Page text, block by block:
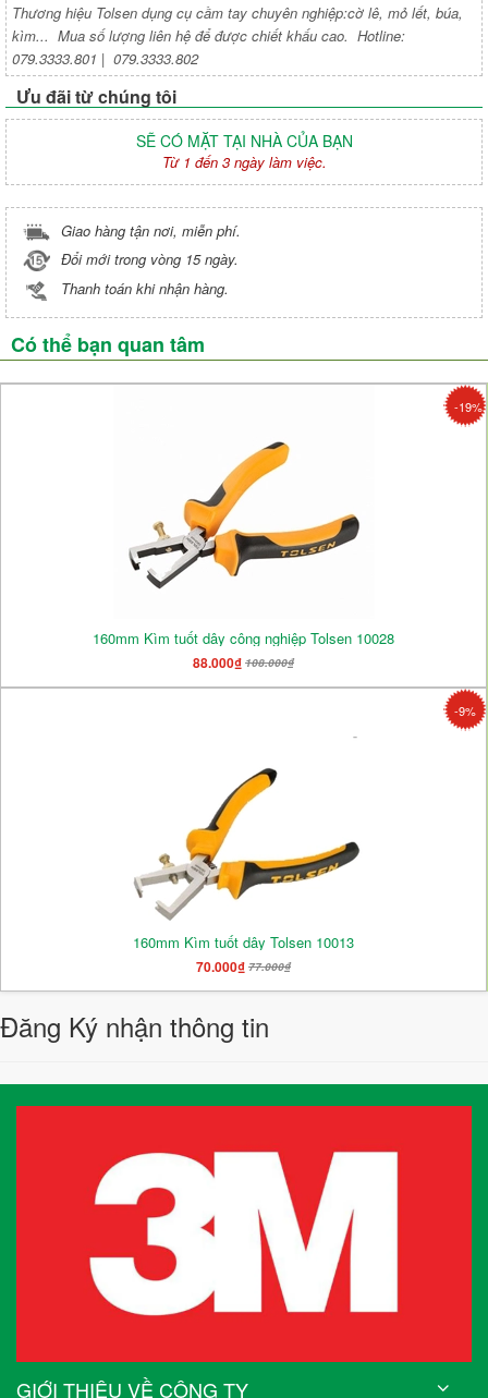
Thương hiệu Tolsen dụng cụ cầm tay chuyên nghiệp:cờ lê, mỏ lết, búa,
kìm... Mua số lượng liên hệ để được chiết khấu cao. Hotline:
079.3333.801 | 079.3333.802
Ưu đãi từ chúng tôi
SẼ CÓ MẶT TẠI NHÀ CỦA BẠN
Từ 1 đến 3 ngày làm việc.
Giao hàng tận nơi, miễn phí.
Đổi mới trong vòng 15 ngày.
Thanh toán khi nhận hàng.
Có thể bạn quan tâm
-19%
160mm Kìm tuốt dây công nghiệp Tolsen 10028
88.000₫ 108.000₫
-9%
160mm Kìm tuốt dây Tolsen 10013
70.000₫ 77.000₫
Đăng Ký nhận thông tin
GIỚI THIỆU VỀ CÔNG TY